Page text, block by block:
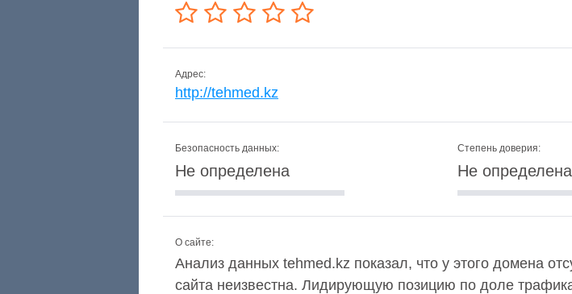
Адрес:
http://tehmed.kz
Безопасность данных:
Не определена
Степень доверия:
Не определена
О сайте:
Анализ данных tehmed.kz показал, что у этого домена
сайта неизвестна. Лидирующую позицию по доле